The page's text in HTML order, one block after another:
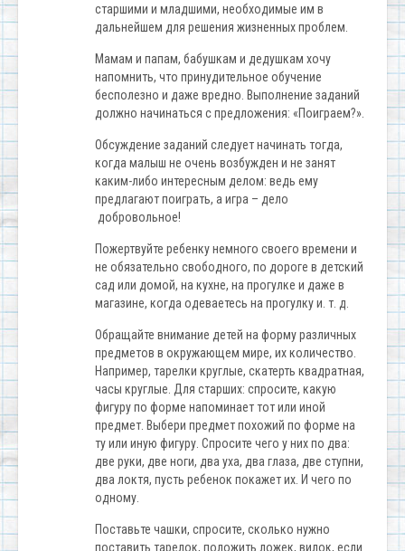
старшими и младшими, необходимые им в
дальнейшем для решения жизненных проблем.
Мамам и папам, бабушкам и дедушкам хочу
напомнить, что принудительное обучение
бесполезно и даже вредно. Выполнение заданий
должно начинаться с предложения: «Поиграем?».
Обсуждение заданий следует начинать тогда,
когда малыш не очень возбужден и не занят
каким-либо интересным делом: ведь ему
предлагают поиграть, а игра – дело
добровольное!
Пожертвуйте ребенку немного своего времени и
не обязательно свободного, по дороге в детский
сад или домой, на кухне, на прогулке и даже в
магазине, когда одеваетесь на прогулку и. т. д.
Обращайте внимание детей на форму различных
предметов в окружающем мире, их количество.
Например, тарелки круглые, скатерть квадратная,
часы круглые. Для старших: спросите, какую
фигуру по форме напоминает тот или иной
предмет. Выбери предмет похожий по форме на
ту или иную фигуру. Спросите чего у них по два:
две руки, две ноги, два уха, два глаза, две ступни,
два локтя, пусть ребенок покажет их. И чего по
одному.
Поставьте чашки, спросите, сколько нужно
поставить тарелок, положить ложек, вилок, если